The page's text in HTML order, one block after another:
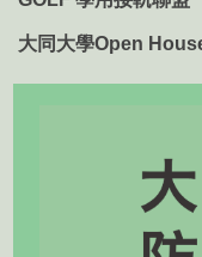
大同大學Open